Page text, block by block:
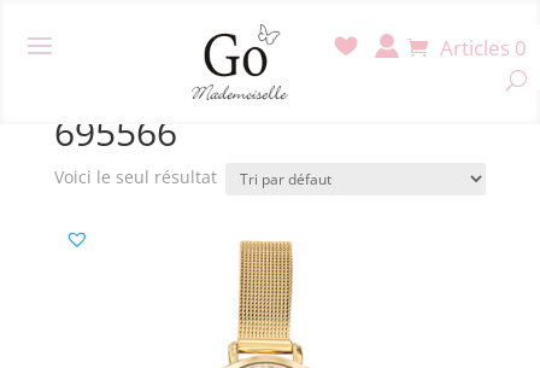
Articles 0
/ Produit Référence / 695566
695566
Voici le seul résultat